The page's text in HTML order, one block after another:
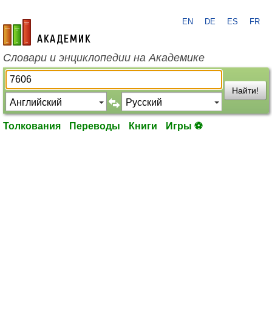
academic.ru
EN DE ES FR
Словари и энциклопедии на Академике
Найти!
Толкования Переводы Книги Игры ⚽